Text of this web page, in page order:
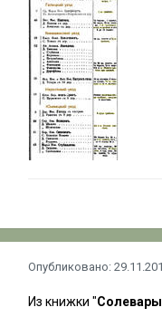
Опубликовано:
Из книжки "Солевары